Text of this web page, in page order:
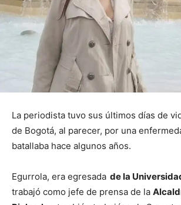
La periodista tuvo sus últimos días de
de Bogotá, al parecer, por una
batallaba hace algunos años.
Egurrola, era egresada de la
trabajó como jefe de prensa de la